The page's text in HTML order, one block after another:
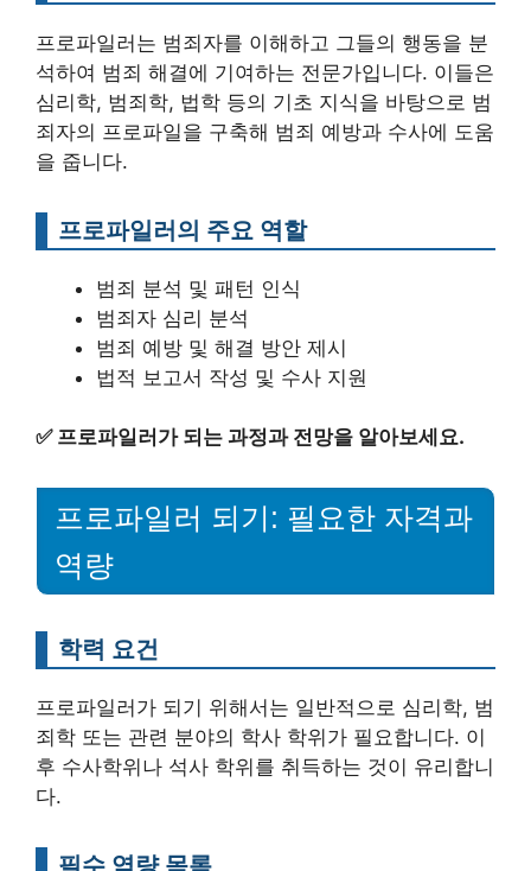
프로파일러는 범죄자를 이해하고 그들의 행동을 분
석하여 범죄 해결에 기여하는 전문가입니다. 이들은
심리학, 범죄학, 법학 등의 기초 지식을 바탕으로 범
죄자의 프로파일을 구축해 범죄 예방과 수사에 도움
을 줍니다.
프로파일러의 주요 역할
범죄 분석 및 패턴 인식
범죄자 심리 분석
범죄 예방 및 해결 방안 제시
법적 보고서 작성 및 수사 지원
✅ 프로파일러가 되는 과정과 전망을 알아보세요.
프로파일러 되기: 필요한 자격과
역량
학력 요건
프로파일러가 되기 위해서는 일반적으로 심리학, 범
죄학 또는 관련 분야의 학사 학위가 필요합니다. 이
후 수사학위나 석사 학위를 취득하는 것이 유리합니
다.
필수 역량 목록